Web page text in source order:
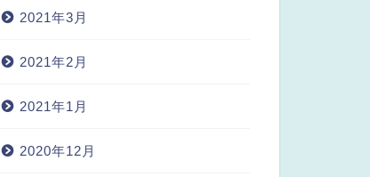
2021年3月
2021年2月
2021年1月
2020年12月